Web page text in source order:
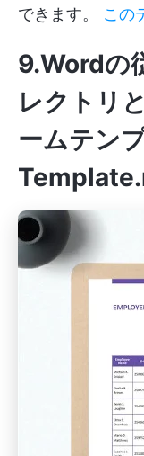
できます。 この
9.Wordの
レクトリ
ームテン